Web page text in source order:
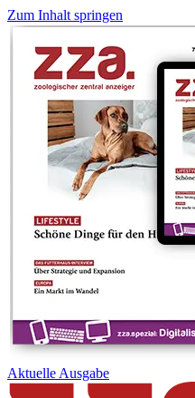
Zum Inhalt springen
Aktuelle Ausgabe